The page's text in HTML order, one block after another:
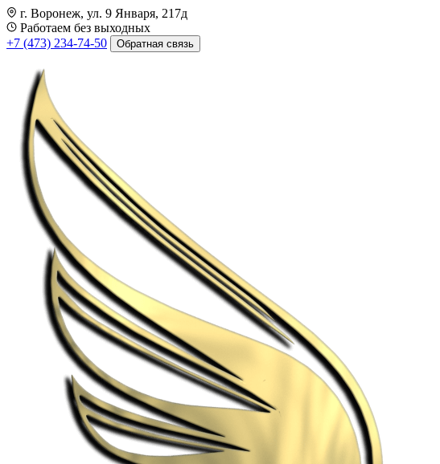
г. Воронеж, ул. 9 Января, 217д
Работаем без выходных
+7 (473) 234-74-50
Обратная связь